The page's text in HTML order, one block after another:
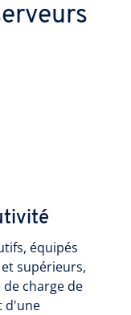
équipés
supérieurs,
charge de
d'une